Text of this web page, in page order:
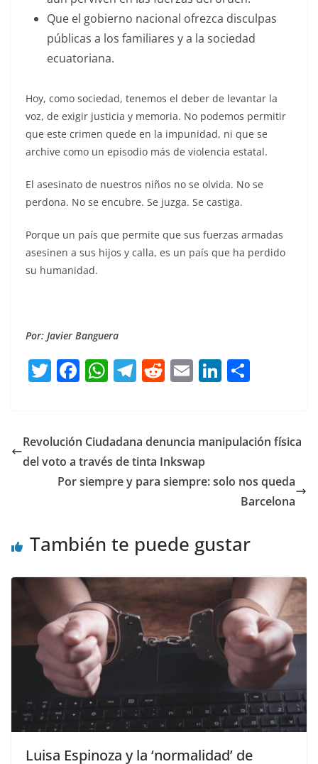
Que el gobierno nacional ofrezca disculpas
públicas a los familiares y a la sociedad
ecuatoriana.
Hoy, como sociedad, tenemos el deber de levantar la
voz, de exigir justicia y memoria. No podemos permitir
que este crimen quede en la impunidad, ni que se
archive como un episodio más de violencia estatal.
El asesinato de nuestros niños no se olvida. No se
perdona. No se encubre. Se juzga. Se castiga.
Porque un país que permite que sus fuerzas armadas
asesinen a sus hijos y calla, es un país que ha perdido
su humanidad.
Por: Javier Banguera
T
er
F
e
b
o
k
W
s
A
p
T
gr
a
m
R
di
t
E
l
Li
e
n
p
tir
Revolución Ciudadana denuncia manipulación física
del voto a través de tinta Inkswap
Por siempre y para siempre: solo nos queda
Barcelona
También te puede gustar
Luisa Espinoza y la ‘normalidad’ de